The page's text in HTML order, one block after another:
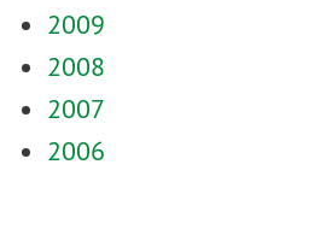
2009
2008
2007
2006